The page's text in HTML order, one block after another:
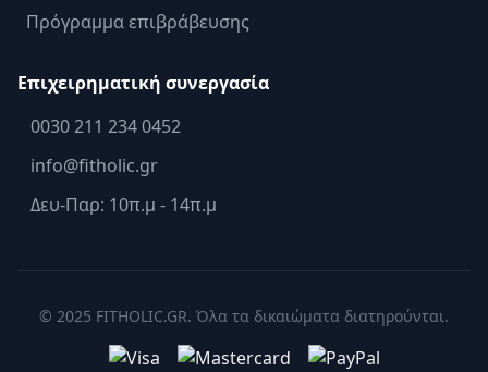
Πρόγραμμα επιβράβευσης
Επιχειρηματική συνεργασία
0030 211 234 0452
info@fitholic.gr
Δευ-Παρ: 10π.μ - 14π.μ
© 2025 FITHOLIC.GR. Όλα τα δικαιώματα διατηρούνται.